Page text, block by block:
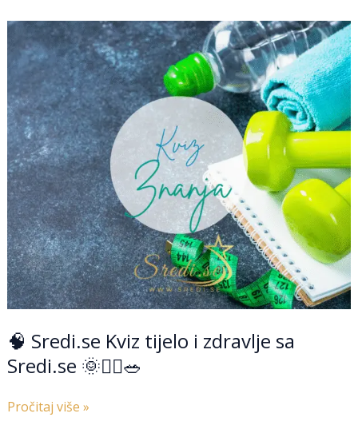
🧠 Sredi.se Kviz tijelo i zdravlje sa
Sredi.se 🌞💆‍♀️🥗
🧠
Sredi.se
tijelo
i
zdravlje
sa
Sredi.se
🌞
💆‍♀️
🥗
Pročitaj više »